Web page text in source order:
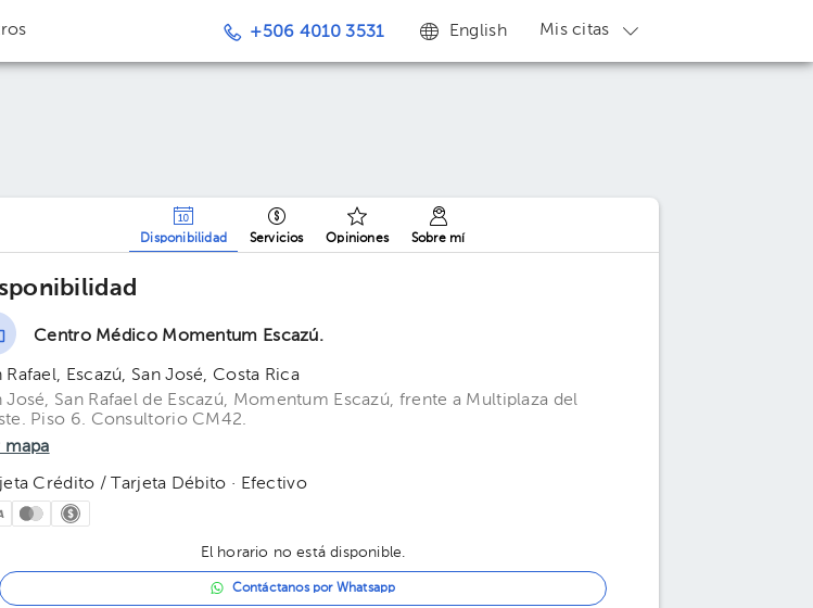
+506 4010 3531 English Mis citas
Disponibilidad Servicios Opiniones Sobre mí
Centro Médico Momentum Escazú.
Rafael, Escazú, San José, Costa Rica
José, San Rafael de Escazú, Momentum Escazú, frente a Multiplaza del
Piso 6. Consultorio CM42.
mapa
Crédito / Tarjeta Débito · Efectivo
El horario no está disponible.
Contáctanos por Whatsapp